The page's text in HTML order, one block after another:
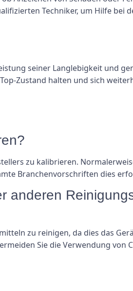
Techniker, um Hilfe bei
seiner Langlebigkeit und
Zustand halten und sich
zu kalibrieren.
Branchenvorschriften dies
anderen
zu reinigen, da dies das
Sie die Verwendung von